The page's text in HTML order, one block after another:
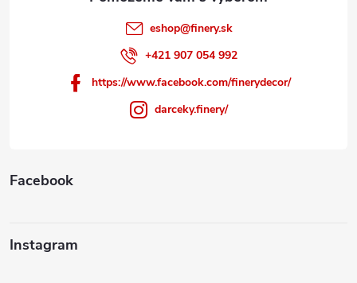
eshop@finery.sk
+421 907 054 992
https://www.facebook.com/finerydecor/
darceky.finery/
Facebook
Instagram